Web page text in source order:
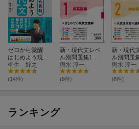
ゼロから覚醒
はじめよう現代
文
柳生 好之
(14件)
新・現代文レベ
ル別問題集1超
基礎編
輿水 淳一
(9件)
新・現代
ル別問題
級編
輿水 淳一
(8件)
ランキング